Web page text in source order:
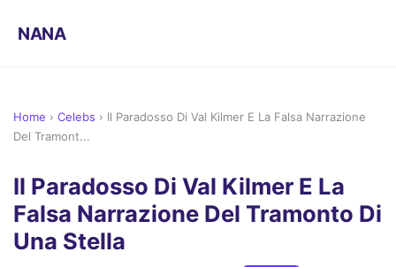
NANA
Home › Celebs › Il Paradosso Di Val Kilmer E La Falsa Narrazione
Del Tramont...
Il Paradosso Di Val Kilmer E La
Falsa Narrazione Del Tramonto Di
Una Stella